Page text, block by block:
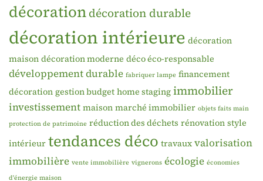
décorationdécoration durable
décoration intérieure décoration
maison décoration moderne déco éco-responsable
développement durable fabriquer lampe financement
décoration gestion budget home staging immobilier
investissement maison marché immobilier objets faits main
protection de patrimoine réduction des déchets rénovation style
intérieur tendances déco travaux valorisation
immobilière vente immobilière vignerons écologie économies
d'énergie maison